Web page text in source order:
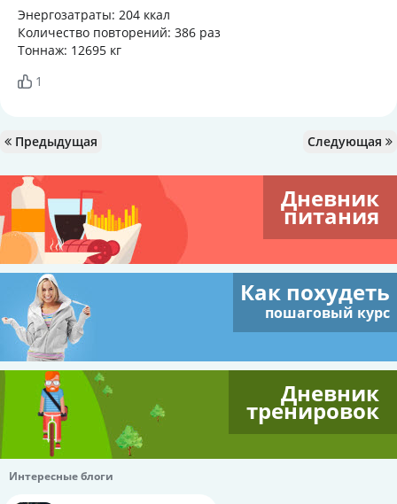
Энергозатраты: 204 ккал
Количество повторений: 386 раз
Тоннаж: 12695 кг
1
Предыдущая Следующая
Дневник
питания
Как похудеть
пошаговый курс
Дневник
тренировок
Интересные блоги